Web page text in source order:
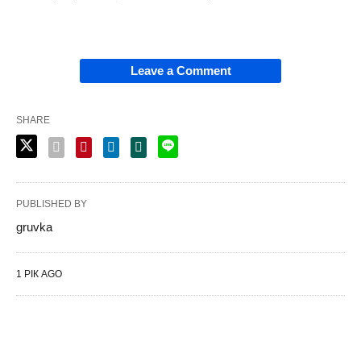
Leave a Comment
SHARE
PUBLISHED BY
gruvka
1 РІК AGO